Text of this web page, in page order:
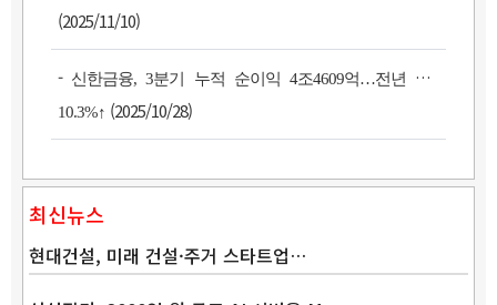
(2025/11/10)
- 신한금융, 3분기 누적 순이익 4조4609억…전년 대비
10.3%↑ (2025/10/28)
최신뉴스
현대건설, 미래 건설·주거 스타트업…